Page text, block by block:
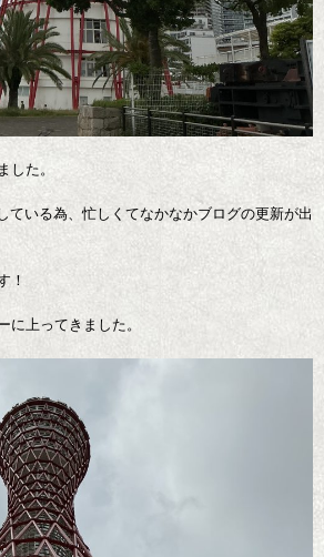
した。
ている為、忙しくてなかなかブログの更新が出
！
に上ってきました。